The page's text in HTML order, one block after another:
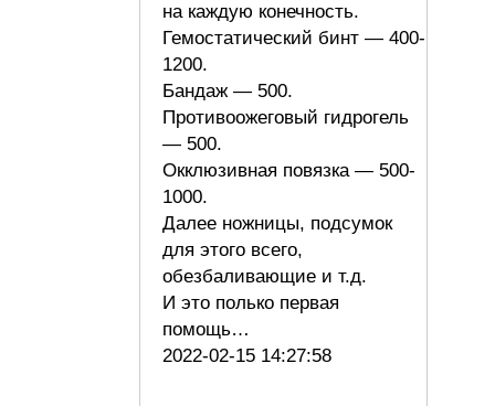
на каждую конечность.
Гемостатический бинт — 400-
1200.
Бандаж — 500.
Противоожеговый гидрогель
— 500.
Окклюзивная повязка — 500-
1000.
Далее ножницы, подсумок
для этого всего,
обезбаливающие и т.д.
И это полько первая
помощь…
2022-02-15 14:27:58